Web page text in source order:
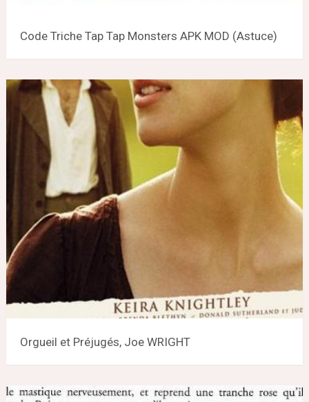
Code Triche Tap Tap Monsters APK MOD (Astuce)
Orgueil et Préjugés, Joe WRIGHT